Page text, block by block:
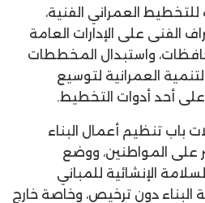
العمراني الفنية،
الفنى على الإدارات العامة
واستبدال المخططات
العمرانية لتوسيع
أحد أدوات التخطيط.
باب تنظيم أعمال البناء
على المواطنين، ووضع
الإنشائية للمباني
البناء دون ترخيص، وخاصة خارج